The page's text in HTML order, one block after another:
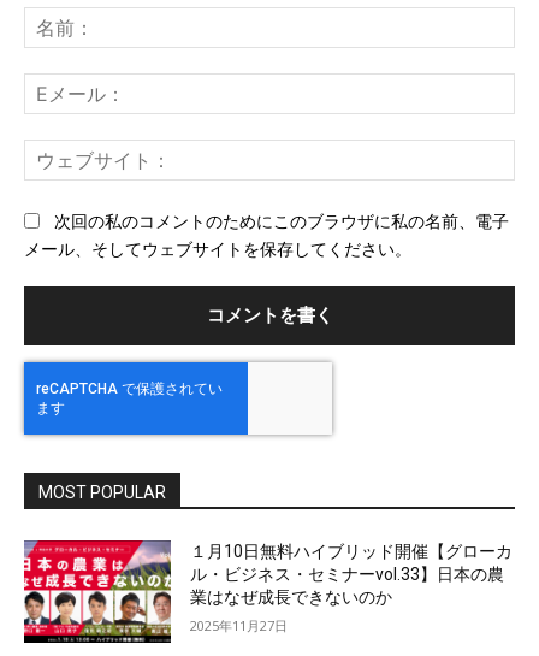
ン
ト：
前
メ
ー
ェ
次回の私のコメントのためにこのブラウザに私の名前、電子
メール、そしてウェブサイトを保存してください。
MOST POPULAR
１月10日無料ハイブリッド開催【グローカ
ル・ビジネス・セミナーvol.33】日本の農
業はなぜ成長できないのか
2025年11月27日